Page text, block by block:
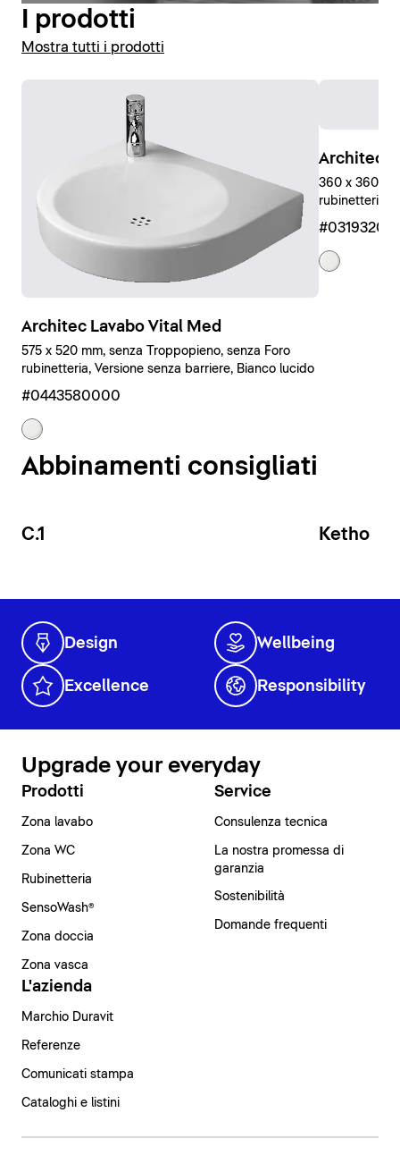
Visualizza vasi e sedili WC
I prodotti
Mostra tutti i prodotti
Architec Lavabo Vital Med
575 x 520 mm, senza Troppopieno, senza Foro
rubinetteria, Versione senza barriere, Bianco lucido
#0443580000
Architec
360 x 360
rubinetteria,
Abbinamenti consigliati
C.1 Ketho
Design Wellbeing
Excellence Responsibility
Upgrade your everyday
Prodotti
Zona lavabo
Zona WC
Rubinetteria
SensoWash®
Zona doccia
Zona vasca
Service
Consulenza tecnica
La nostra promessa di
garanzia
Sostenibilità
Domande frequenti
L'azienda
Marchio Duravit
Referenze
Comunicati stampa
Cataloghi e listini